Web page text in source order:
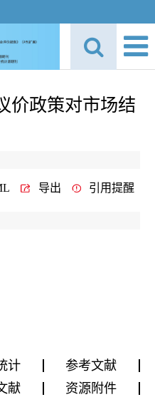
价政策对市场结
导出 引用提醒
计
参考文献
献 资源附件